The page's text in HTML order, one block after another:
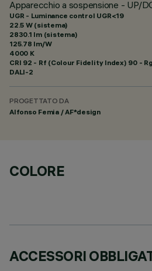
Apparecchio a sospensione - UP/
UGR - Luminance control UGR<19
22.5 W (sistema)
2830.1 lm (sistema)
125.78 lm/W
4000 K
CRI 92 - Rf (Colour Fidelity Index) 90 - Rg
DALI-2
PROGETTATO DA
Alfonso Femia / AF*design
COLORE
ACCESSORI